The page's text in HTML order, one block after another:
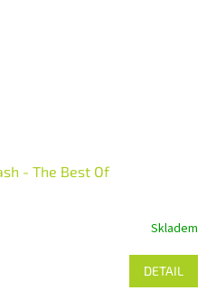
- The Best Of
Skladem
DETAIL